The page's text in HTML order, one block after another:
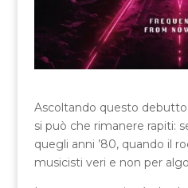
Ascoltando questo
si può che rimanere rapiti:
quegli anni ’80, quando il
musicisti veri e non per